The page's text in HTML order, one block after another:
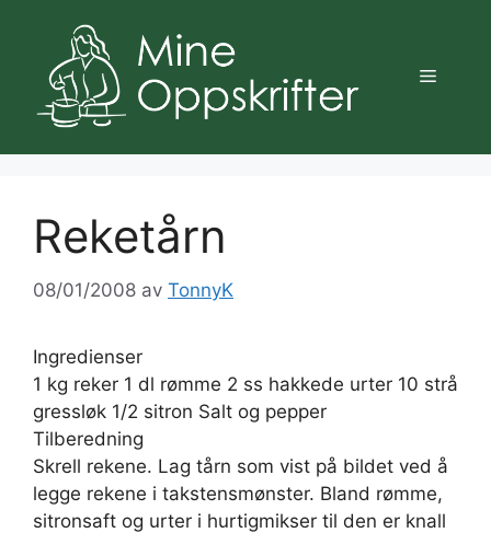
innhold
Meny
Reketårn
08/01/2008 av TonnyK
Ingredienser
1 kg reker 1 dl rømme 2 ss hakkede urter 10 strå
gressløk 1/2 sitron Salt og pepper
Tilberedning
Skrell rekene. Lag tårn som vist på bildet ved å
legge rekene i takstensmønster. Bland rømme,
sitronsaft og urter i hurtigmikser til den er knall